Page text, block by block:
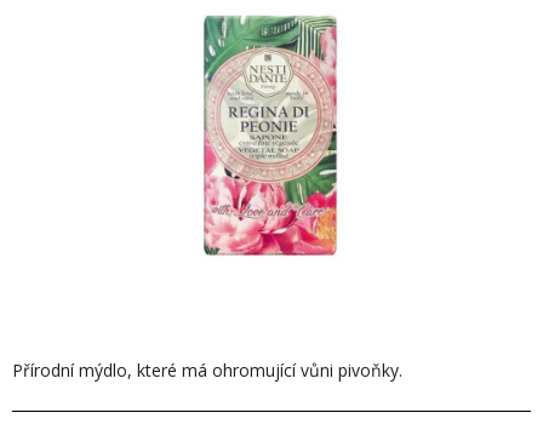
Přírodní mýdlo, které má ohromující vůni pivoňky.
hvězdiček.